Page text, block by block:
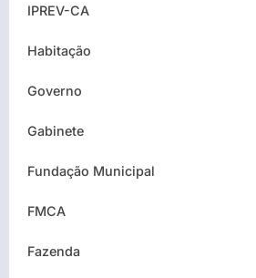
IPREV-CA
Habitação
Governo
Gabinete
Fundação Municipal
FMCA
Fazenda